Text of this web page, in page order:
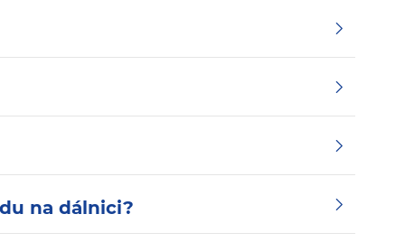
na dálnici?